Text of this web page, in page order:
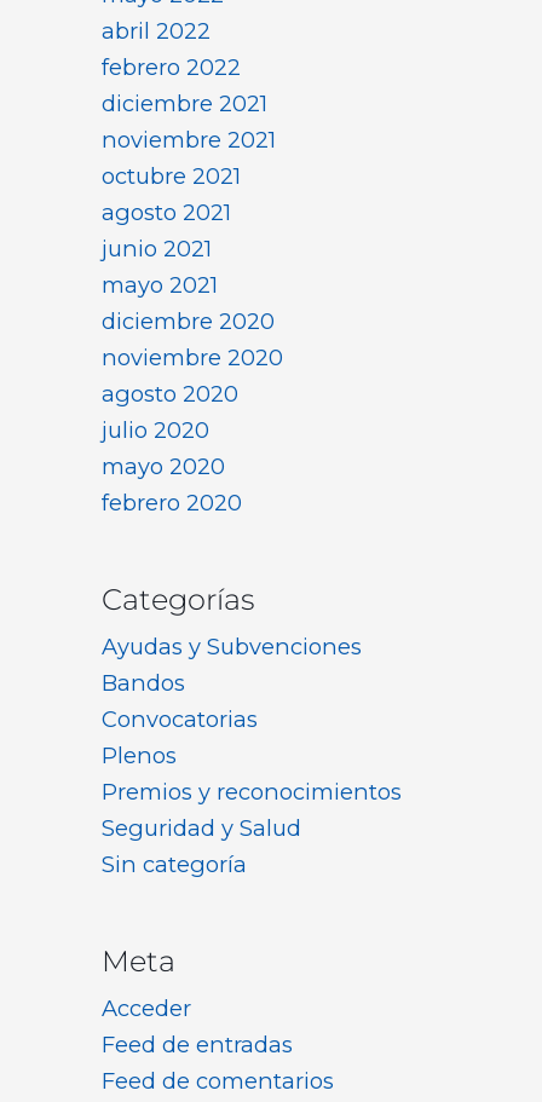
abril 2022
febrero 2022
diciembre 2021
noviembre 2021
octubre 2021
agosto 2021
junio 2021
mayo 2021
diciembre 2020
noviembre 2020
agosto 2020
julio 2020
mayo 2020
febrero 2020
Categorías
Ayudas y Subvenciones
Bandos
Convocatorias
Plenos
Premios y reconocimientos
Seguridad y Salud
Sin categoría
Meta
Acceder
Feed de entradas
Feed de comentarios